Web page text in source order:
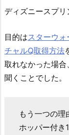
ディズニースプリ
目的はスターウ
チャルQ取得方法
取れなかった場合
聞くことでした。
もう一つの理
ホッパー付き